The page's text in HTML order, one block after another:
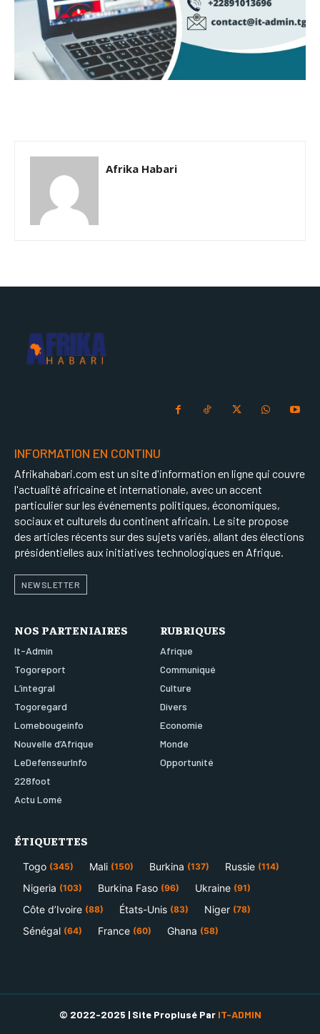
Afrika Habari
INFORMATION EN CONTINU
Afrikahabari.com est un site d'information en ligne qui couvre
l'actualité africaine et internationale, avec un accent
particulier sur les événements politiques, économiques,
sociaux et culturels du continent africain. Le site propose
des articles récents sur des sujets variés, allant des élections
présidentielles aux initiatives technologiques en Afrique.
NEWSLETTER
NOS PARTENIAIRES
It-Admin
Togoreport
L’integral
Togoregard
Lomebougeinfo
Nouvelle d’Afrique
LeDefenseurInfo
228foot
Actu Lomé
RUBRIQUES
Afrique
Communiqué
Culture
Divers
Economie
Monde
Opportunité
ÉTIQUETTES
Togo (345) Mali (150) Burkina (137) Russie (114)
Nigeria (103) Burkina Faso (96) Ukraine (91)
Côte d’Ivoire (88) États-Unis (83) Niger (78)
Sénégal (64) France (60) Ghana (58)
© 2022-2025 | Site Proplusé Par IT-ADMIN